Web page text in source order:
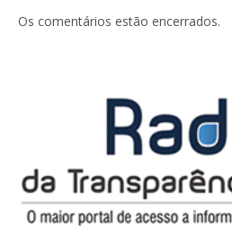
Os comentários estão encerrados.